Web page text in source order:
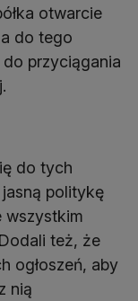
otwarcie
do tego
przyciągania
do tych
politykę
wszystkim
też, że
ogłoszeń, aby
nią